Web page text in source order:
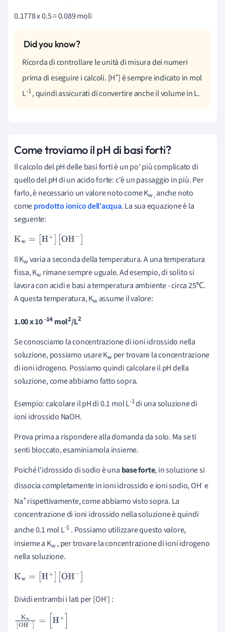
0.1778 x 0.5 = 0.089 moli
Ricorda di controllare le unità di misura dei numeri
prima di eseguire i calcoli. [H+] è sempre indicato in mol
L-1, quindi assicurati di convertire anche il volume in L.
Come troviamo il pH di basi forti?
Il calcolo del pH delle basi forti è un po' più complicato di
quello del pH di un acido forte: c'è un passaggio in più. Per
farlo, è necessario un valore noto come Kw , anche noto
comeprodotto ionico dell'acqua. La sua equazione è la
seguente:
Kw= [H ][OH
IlKwvaria a seconda della temperatura. A una temperatura
fissa,Kw rimane sempre uguale. Ad esempio, di solito si
lavora con acidi e basi a temperatura ambiente - circa 25℃.
A questa temperatura,Kw assume il valore:
1.00 x 10-14 mol2/L2
Se conosciamo la concentrazione di ioni idrossido nella
soluzione, possiamo usareKw per trovare la concentrazione
di ioni idrogeno. Possiamo quindi calcolare il pH della
soluzione, come abbiamo fatto sopra.
Esempio: calcolare il pH di 0.1 mol L-1di una soluzione di
ioni idrossido NaOH.
Prova prima a rispondere alla domanda da solo. Ma se ti
senti bloccato, esaminiamola insieme.
Poiché l'idrossido di sodio è una base forte, in soluzione si
dissocia completamente in ioni idrossido e ioni sodio, OH-e
Na+rispettivamente, come abbiamo visto sopra. La
concentrazione di ioni idrossido nella soluzione è quindi
anche 0.1 mol L-1 . Possiamo utilizzare questo valore,
insieme a Kw, per trovare la concentrazione di ioni idrogeno
nella soluzione.
Kw= [H ][OH
Dividi entrambi i lati per [OH-] :
Kw[OH -]= H+]